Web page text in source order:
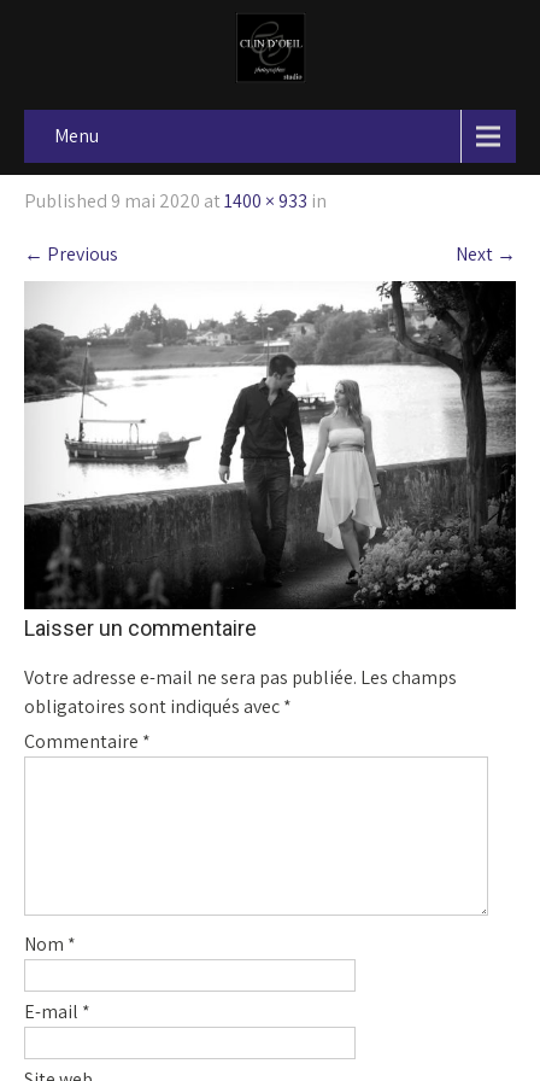
Menu
Published 9 mai 2020 at1400 × 933 in
← Previous Next →
Laisser un commentaire
Votre adresse e-mail ne sera pas publiée. Les champs
obligatoires sont indiqués avec*
Commentaire *
Nom *
E-mail *